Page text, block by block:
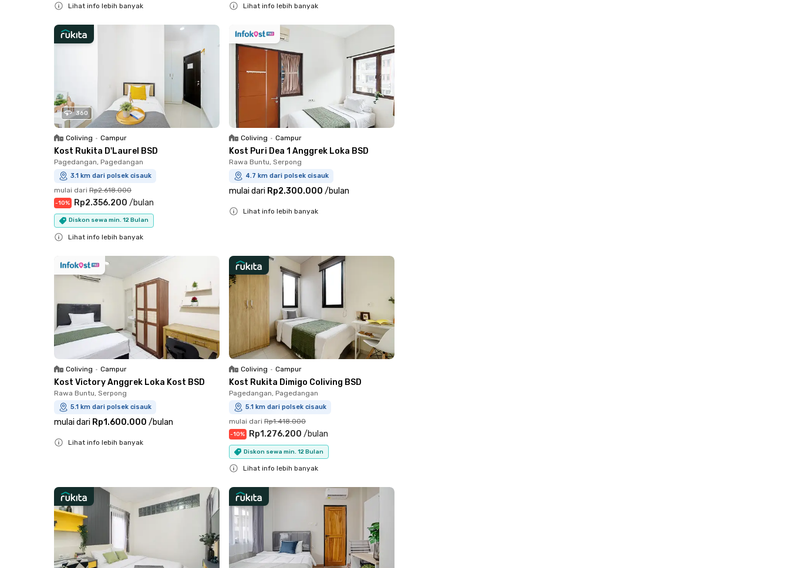
Lihat info lebih banyak Lihat info lebih banyak
360
Coliving • Campur
Kost Rukita D'Laurel BSD
Pagedangan, Pagedangan
3.1 km dari polsek cisauk
mulai dari Rp2.618.000
-10% Rp2.356.200 /bulan
Diskon sewa min. 12 Bulan
Lihat info lebih banyak
Coliving • Campur
Kost Puri Dea 1 Anggrek Loka BSD
Rawa Buntu, Serpong
4.7 km dari polsek cisauk
mulai dari Rp2.300.000 /bulan
Lihat info lebih banyak
Coliving • Campur
Kost Victory Anggrek Loka Kost BSD
Rawa Buntu, Serpong
5.1 km dari polsek cisauk
mulai dari Rp1.600.000 /bulan
Lihat info lebih banyak
Coliving • Campur
Kost Rukita Dimigo Coliving BSD
Pagedangan, Pagedangan
5.1 km dari polsek cisauk
mulai dari Rp1.418.000
-10% Rp1.276.200 /bulan
Diskon sewa min. 12 Bulan
Lihat info lebih banyak